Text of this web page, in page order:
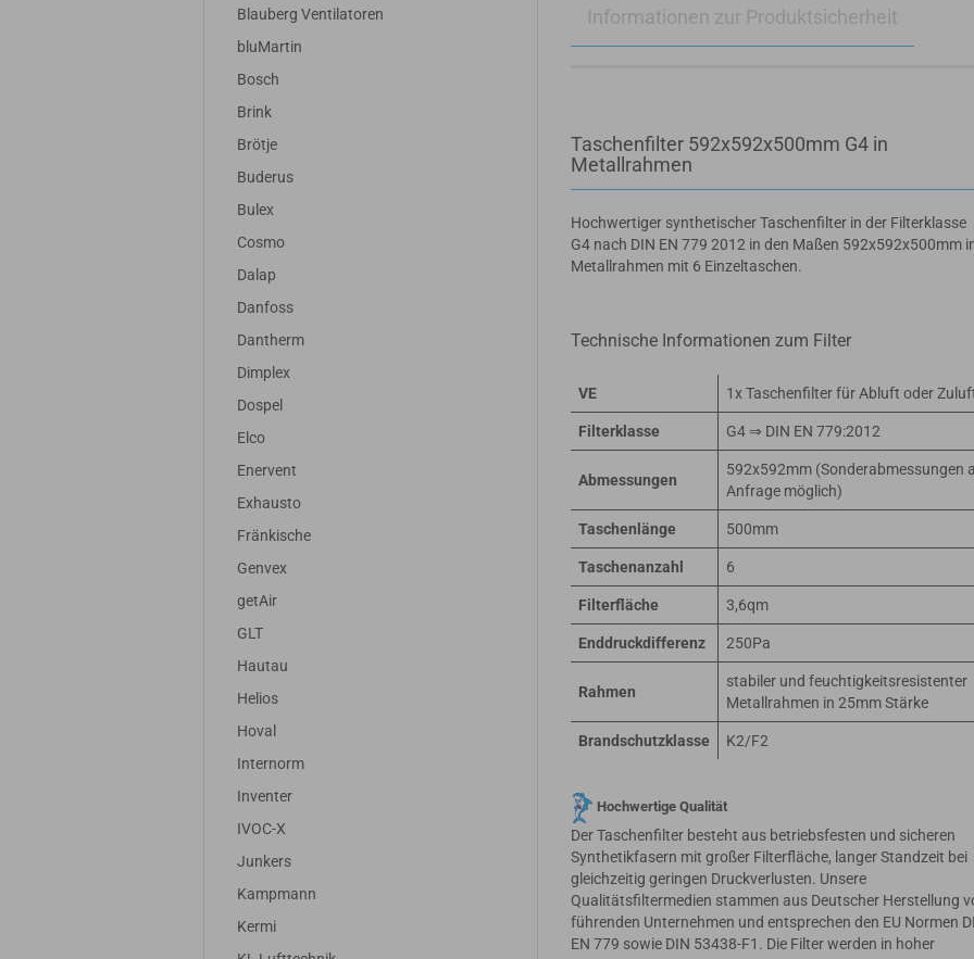
Informationen zur Produktsicherheit
Taschenfilter 592x592x500mm G4 in
Metallrahmen
Hochwertiger synthetischer Taschenfilter in der Filterklasse
G4 nach DIN EN 779 2012 in den Maßen 592x592x500mm
Metallrahmen mit 6 Einzeltaschen.
Technische Informationen zum Filter
VE 1x Taschenfilter für Abluft oder
Filterklasse G4 ⇒ DIN EN 779:2012
Abmessungen
592x592mm (Sonderabmessungen
Anfrage möglich)
Taschenlänge 500mm
Taschenanzahl 6
Filterfläche 3,6qm
Enddruckdifferenz 250Pa
Rahmen
stabiler und feuchtigkeitsresistenter
Metallrahmen in 25mm Stärke
Brandschutzklasse K2/F2
Hochwertige Qualität
Der Taschenfilter besteht aus betriebsfesten und sicheren
Synthetikfasern mit großer Filterfläche, langer Standzeit bei
gleichzeitig geringen Druckverlusten. Unsere
Qualitätsfiltermedien stammen aus Deutscher Herstellung
führenden Unternehmen und entsprechen den EU Normen
EN 779 sowie DIN 53438-F1. Die Filter werden in hoher
Blauberg Ventilatoren
bluMartin
Bosch
Brink
Brötje
Buderus
Bulex
Cosmo
Dalap
Danfoss
Dantherm
Dimplex
Dospel
Elco
Enervent
Exhausto
Fränkische
Genvex
getAir
GLT
Hautau
Helios
Hoval
Internorm
Inventer
IVOC-X
Junkers
Kampmann
Kermi